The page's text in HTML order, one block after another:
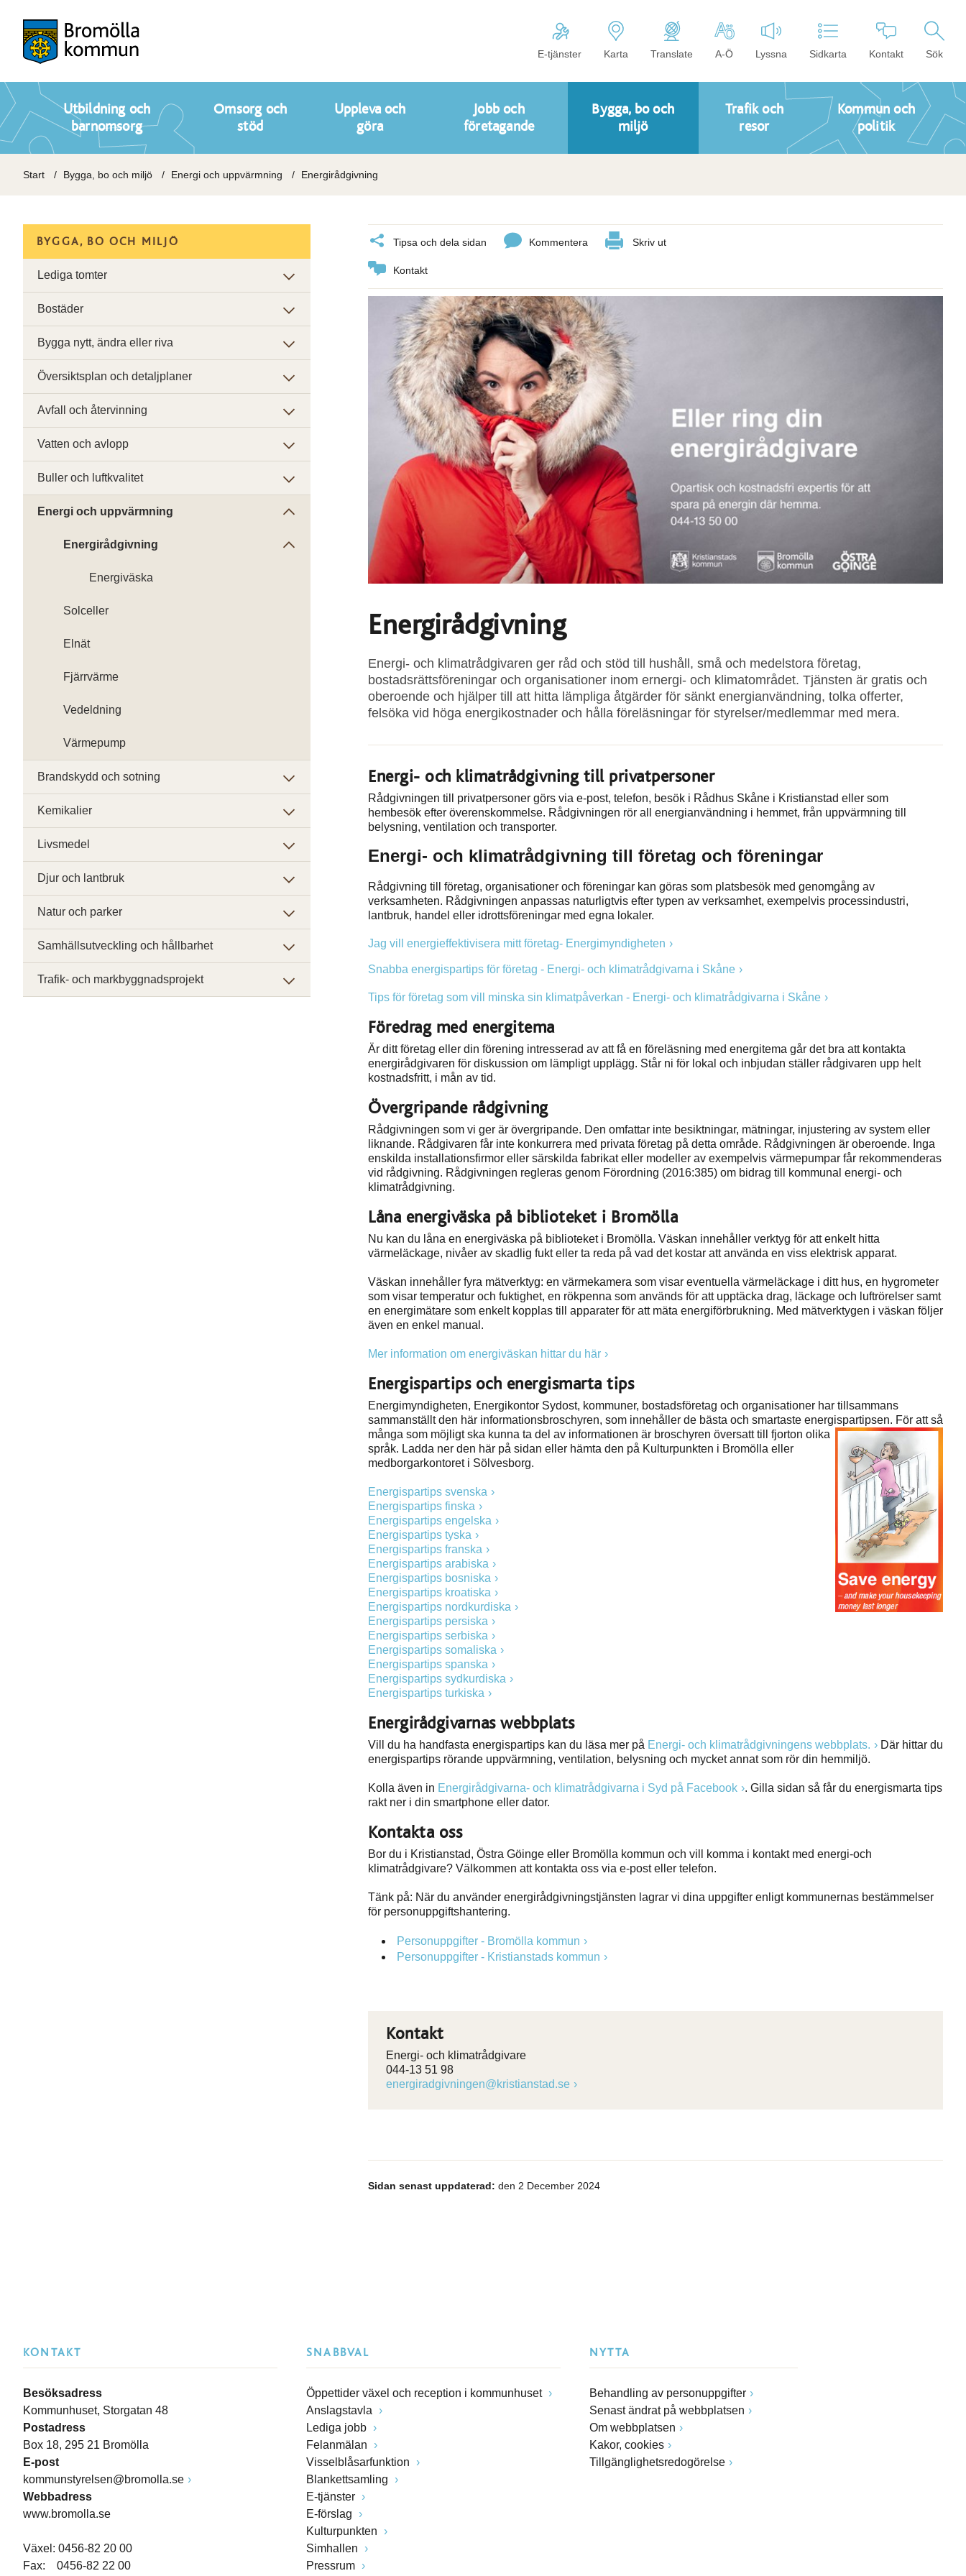
E-tjänster Karta Translate A-Ö Lyssna Sidkarta Kontakt Sök
Utbildning och
barnomsorg
Omsorg och
stöd
Uppleva och
göra
Jobb och
företagande
Bygga, bo och
miljö
Trafik och
resor
Kommun och
politik
Start Bygga, bo och miljö Energi och uppvärmning Energirådgivning
Tipsa och dela sidan Kommentera Skriv ut
Kontakt
Energirådgivning
Energi- och klimatrådgivaren ger råd och stöd till hushåll, små och medelstora företag,
bostadsrättsföreningar och organisationer inom ernergi- och klimatområdet. Tjänsten är gratis och
oberoende och hjälper till att hitta lämpliga åtgärder för sänkt energianvändning, tolka offerter,
felsöka vid höga energikostnader och hålla föreläsningar för styrelser/medlemmar med mera.
Energi- och klimatrådgivning till privatpersoner
Rådgivningen till privatpersoner görs via e-post, telefon, besök i Rådhus Skåne i Kristianstad eller som
hembesök efter överenskommelse. Rådgivningen rör all energianvändning i hemmet, från uppvärmning till
belysning, ventilation och transporter.
Energi- och klimatrådgivning till företag och föreningar
Rådgivning till företag, organisationer och föreningar kan göras som platsbesök med genomgång av
verksamheten. Rådgivningen anpassas naturligtvis efter typen av verksamhet, exempelvis processindustri,
lantbruk, handel eller idrottsföreningar med egna lokaler.
Jag vill energieffektivisera mitt företag- Energimyndigheten
Snabba energispartips för företag - Energi- och klimatrådgivarna i Skåne
Tips för företag som vill minska sin klimatpåverkan - Energi- och klimatrådgivarna i Skåne
Föredrag med energitema
Är ditt företag eller din förening intresserad av att få en föreläsning med energitema går det bra att kontakta
energirådgivaren för diskussion om lämpligt upplägg. Står ni för lokal och inbjudan ställer rådgivaren upp helt
kostnadsfritt, i mån av tid.
Övergripande rådgivning
Rådgivningen som vi ger är övergripande. Den omfattar inte besiktningar, mätningar, injustering av system eller
liknande. Rådgivaren får inte konkurrera med privata företag på detta område. Rådgivningen är oberoende. Inga
enskilda installationsfirmor eller särskilda fabrikat eller modeller av exempelvis värmepumpar får rekommenderas
vid rådgivning. Rådgivningen regleras genom Förordning (2016:385) om bidrag till kommunal energi- och
klimatrådgivning.
Låna energiväska på biblioteket i Bromölla
Nu kan du låna en energiväska på biblioteket i Bromölla. Väskan innehåller verktyg för att enkelt hitta
värmeläckage, nivåer av skadlig fukt eller ta reda på vad det kostar att använda en viss elektrisk apparat.
Väskan innehåller fyra mätverktyg: en värmekamera som visar eventuella värmeläckage i ditt hus, en hygrometer
som visar temperatur och fuktighet, en rökpenna som används för att upptäcka drag, läckage och luftrörelser samt
en energimätare som enkelt kopplas till apparater för att mäta energiförbrukning. Med mätverktygen i väskan följer
även en enkel manual.
Mer information om energiväskan hittar du här
Energispartips och energismarta tips
Energimyndigheten, Energikontor Sydost, kommuner, bostadsföretag och organisationer har tillsammans
sammanställt den här informationsbroschyren, som innehåller de bästa och smartaste energispartipsen. För att så
många som möjligt ska kunna ta del av informationen är broschyren översatt till fjorton olika
språk. Ladda ner den här på sidan eller hämta den på Kulturpunkten i Bromölla eller
medborgarkontoret i Sölvesborg.
Energispartips svenska
Energispartips finska
Energispartips engelska
Energispartips tyska
Energispartips franska
Energispartips arabiska
Energispartips bosniska
Energispartips kroatiska
Energispartips nordkurdiska
Energispartips persiska
Energispartips serbiska
Energispartips somaliska
Energispartips spanska
Energispartips sydkurdiska
Energispartips turkiska
Energirådgivarnas webbplats
Vill du ha handfasta energispartips kan du läsa mer på Energi- och klimatrådgivningens webbplats.
Där hittar du
energispartips rörande uppvärmning, ventilation, belysning och mycket annat som rör din hemmiljö.
Kolla även in Energirådgivarna- och klimatrådgivarna i Syd på Facebook
. Gilla sidan så får du energismarta tips
rakt ner i din smartphone eller dator.
Kontakta oss
Bor du i Kristianstad, Östra Göinge eller Bromölla kommun och vill komma i kontakt med energi-och
klimatrådgivare? Välkommen att kontakta oss via e-post eller telefon.
Tänk på: När du använder energirådgivningstjänsten lagrar vi dina uppgifter enligt kommunernas bestämmelser
för personuppgiftshantering.
Personuppgifter - Bromölla kommun
Personuppgifter - Kristianstads kommun
Kontakt
Energi- och klimatrådgivare
044-13 51 98
energiradgivningen@kristianstad.se
Sidan senast uppdaterad: den 2 December 2024
BYGGA, BO OCH MILJÖ
Lediga tomter
Bostäder
Bygga nytt, ändra eller riva
Översiktsplan och detaljplaner
Avfall och återvinning
Vatten och avlopp
Buller och luftkvalitet
Energi och uppvärmning
Energirådgivning
Energiväska
Solceller
Elnät
Fjärrvärme
Vedeldning
Värmepump
Brandskydd och sotning
Kemikalier
Livsmedel
Djur och lantbruk
Natur och parker
Samhällsutveckling och hållbarhet
Trafik- och markbyggnadsprojekt
KONTAKT
Besöksadress
Kommunhuset, Storgatan 48
Postadress
Box 18, 295 21 Bromölla
E-post
kommunstyrelsen@bromolla.se
Webbadress
www.bromolla.se
Växel: 0456-82 20 00
Fax: 0456-82 22 00
SNABBVAL
Öppettider växel och reception i kommunhuset
Anslagstavla
Lediga jobb
Felanmälan
Visselblåsarfunktion
Blankettsamling
E-tjänster
E-förslag
Kulturpunkten
Simhallen
Pressrum
NYTTA
Behandling av personuppgifter
Senast ändrat på webbplatsen
Om webbplatsen
Kakor, cookies
Tillgänglighetsredogörelse